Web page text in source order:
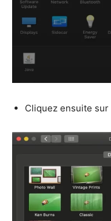
Cliquez ensuite sur